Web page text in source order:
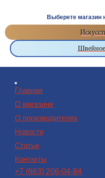
Выберете магазин
Швейное
Главная
О магазине
О производителях
Новости
Статьи
Контакты
+7 (863) 206-04-84